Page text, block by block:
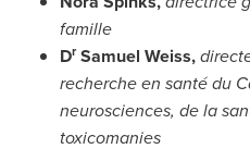
famille
Dr Samuel Weiss,
recherche en santé du
neurosciences, de la
toxicomanies